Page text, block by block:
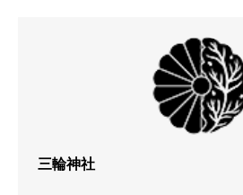
三輪神社